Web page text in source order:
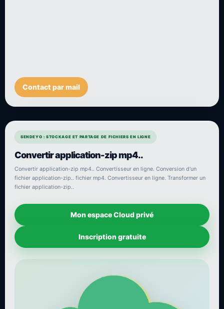
Contact par mail
SENDEYO : STOCKAGE ET PARTAGE DE FICHIERS EN LIGNE
Convertir application-zip mp4..
Convertir application-zip mp4.. Convertisseur en ligne. Conversion d'un
fichier application-zip.. fichier mp4. Convertisseur en ligne. Transformer un
fichier application-zip..
Mon espace Cloud privé
Inscription gratuite